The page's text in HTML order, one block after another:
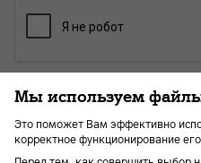
Мы используем
Это поможет Вам эффективно
корректное функционирование